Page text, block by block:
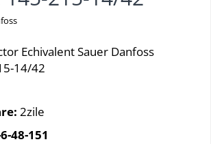
Echivalent Sauer Danfoss
14/42
2zile
48-151